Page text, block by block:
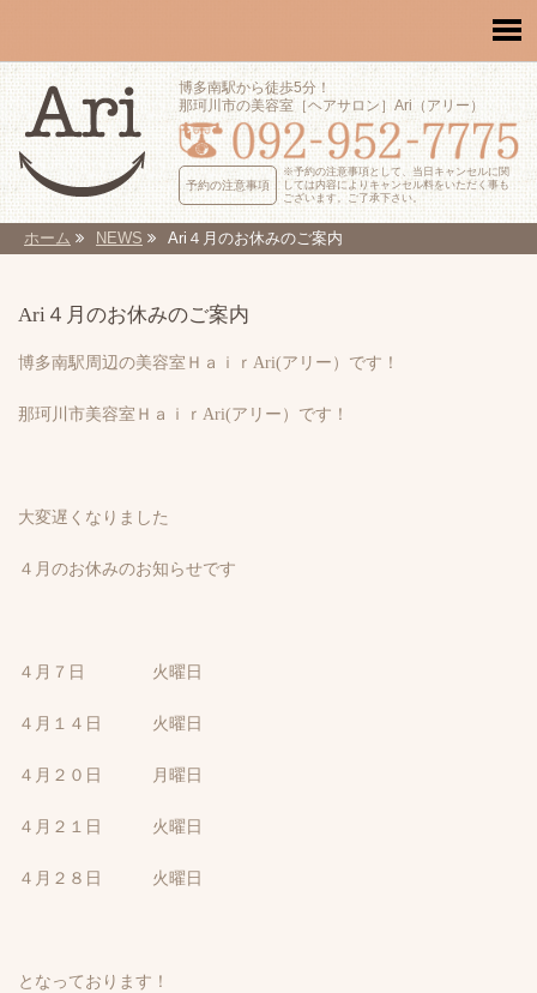
博多南駅から徒歩5分！
那珂川市の美容室［ヘアサロン］Ari（アリー）
予約の注意事項
※予約の注意事項として、当日キャンセルに関
しては内容によりキャンセル料をいただく事も
ございます。ご了承下さい。
ホーム NEWS Ari４月のお休みのご案内
Ari４月のお休みのご案内
博多南駅周辺の美容室ＨａｉｒAri(アリー）です！
那珂川市美容室ＨａｉｒAri(アリー）です！
大変遅くなりました
４月のお休みのお知らせです
４月７日 火曜日
４月１４日 火曜日
４月２０日 月曜日
４月２１日 火曜日
４月２８日 火曜日
となっております！